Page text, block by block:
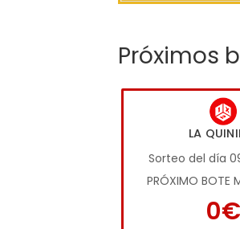
Próximos
LA
Sorteo del día
PRÓXIMO BOTE
0€